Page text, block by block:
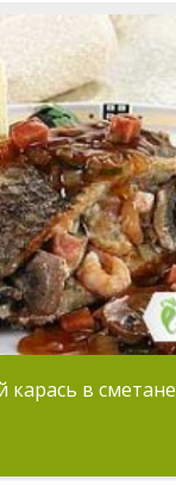
в сметане